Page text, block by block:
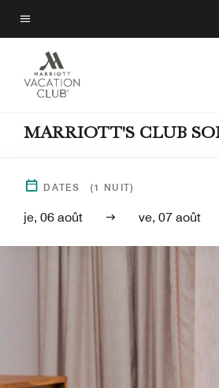
Skip
to
main
content
Texte du menu
MARRIOTT'S CLUB
DATES (1 NUIT)
je, 06 août ve, 07 août